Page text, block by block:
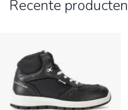
Recente producten